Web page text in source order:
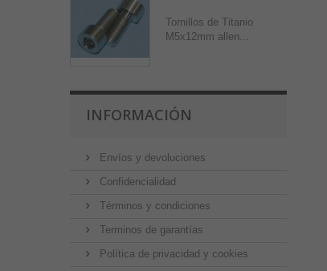
Tornillos de Titanio
M5x12mm allen...
INFORMACIÓN
Envíos y devoluciones
Confidencialidad
Términos y condiciones
Terminos de garantías
Política de privacidad y cookies